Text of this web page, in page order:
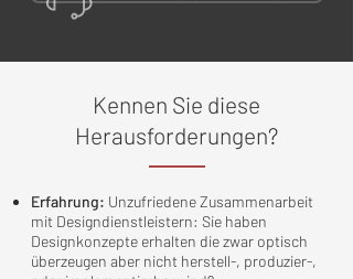
Kennen Sie diese
Herausforderungen?
Erfahrung: Unzufriedene Zusammenarbeit
mit Designdienstleistern: Sie haben
Designkonzepte erhalten die zwar optisch
überzeugen aber nicht herstell-, produzier-,